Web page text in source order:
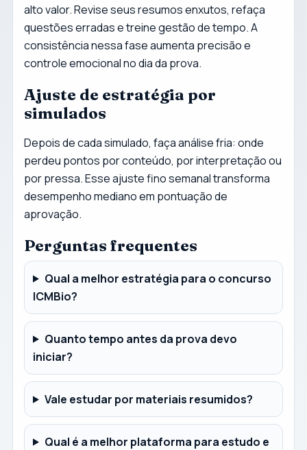
alto valor. Revise seus resumos enxutos, refaça
questões erradas e treine gestão de tempo. A
consistência nessa fase aumenta precisão e
controle emocional no dia da prova.
Ajuste de estratégia por
simulados
Depois de cada simulado, faça análise fria: onde
perdeu pontos por conteúdo, por interpretação ou
por pressa. Esse ajuste fino semanal transforma
desempenho mediano em pontuação de
aprovação.
Perguntas frequentes
Qual a melhor estratégia para o concurso
ICMBio?
Quanto tempo antes da prova devo
iniciar?
Vale estudar por materiais resumidos?
Qual é a melhor plataforma para estudo e